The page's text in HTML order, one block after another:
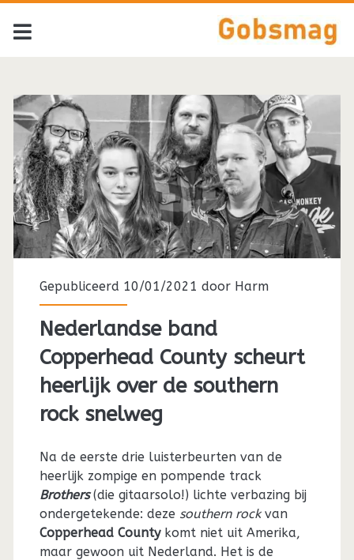
Tag:
<span>Drive-
By
Truckers</span>
Gepubliceerd 10/01/2021 door Harm
Nederlandse band
Copperhead County scheurt
heerlijk over de southern
rock snelweg
Na de eerste drie luisterbeurten van de
heerlijk zompige en pompende track
Brothers(die gitaarsolo!) lichte verbazing bij
ondergetekende: deze southern rockvan
Copperhead Countykomt niet uit Amerika,
maar gewoon uit Nederland. Het is de